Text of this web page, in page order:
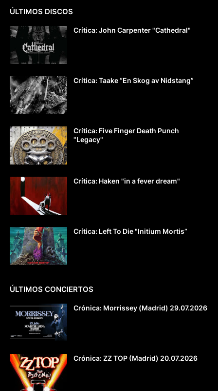
ÚLTIMOS DISCOS
Crítica: John Carpenter "Cathedral"
Crítica: Taake “En Skog av Nidstang”
Crítica: Five Finger Death Punch
"Legacy"
Crítica: Haken "in a fever dream"
Crítica: Left To Die "Initium Mortis”
ÚLTIMOS CONCIERTOS
Crónica: Morrissey (Madrid) 29.07.2026
Crónica: ZZ TOP (Madrid) 20.07.2026